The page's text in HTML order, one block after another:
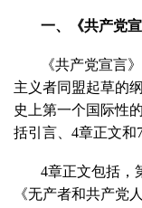
一、《共产党
《共产党宣言
主义者同盟起草的
史上第一个国际性
括引言、4章正文和
4章正文包括，
《无产者和共产党